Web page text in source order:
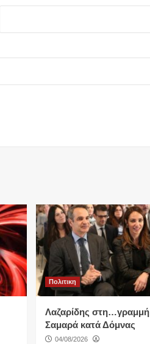
Πολιτικη
Λαζαρίδης στη…γραμμή
Σαμαρά κατά Δόμνας
04/08/2026